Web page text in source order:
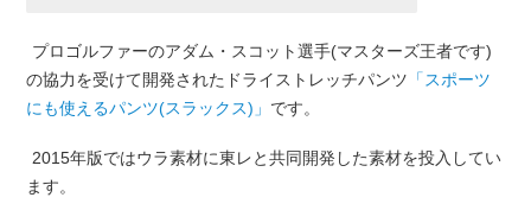
プロゴルファーのアダム・スコット選手(マスターズ王者です)
の協力を受けて開発されたドライストレッチパンツ 「スポーツ
にも使えるパンツ(スラックス)」 です。
2015年版ではウラ素材に東レと共同開発した素材を投入してい
ます。